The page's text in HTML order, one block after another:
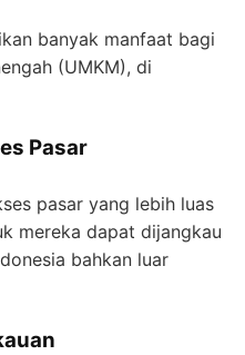
banyak manfaat bagi
(UMKM), di
Pasar
pasar yang lebih luas
mereka dapat dijangkau
bahkan luar